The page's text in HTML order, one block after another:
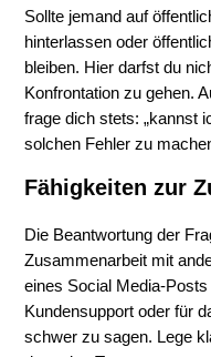
Sollte jemand auf
hinterlassen oder
bleiben. Hier darfst du
Konfrontation zu gehen.
frage dich stets: „kannst
solchen Fehler zu
Fähigkeiten zur
Die Beantwortung der
Zusammenarbeit mit
eines Social Media-
Kundensupport oder für
schwer zu sagen. Lege